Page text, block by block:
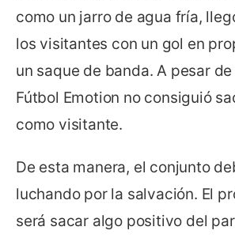
como un jarro de agua fría,
los visitantes con un gol en
un saque de banda. A pesar
Fútbol Emotion no consiguió
como visitante.
De esta manera, el conjunto
luchando por la salvación. El
será sacar algo positivo del